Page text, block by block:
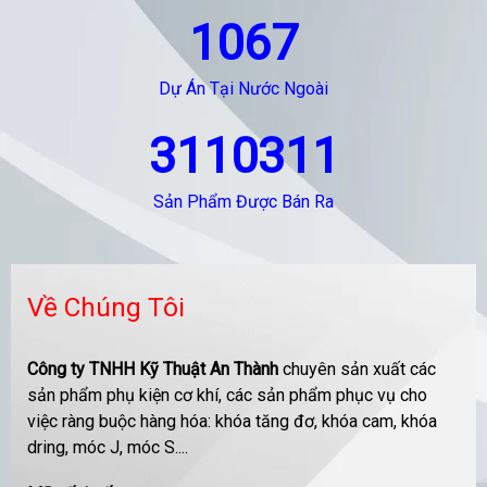
1067
Dự Án Tại Nước Ngoài
3110311
Sản Phẩm Được Bán Ra
Về Chúng Tôi
Công ty TNHH Kỹ Thuật An Thành chuyên sản xuất các
sản phẩm phụ kiện cơ khí, các sản phẩm phục vụ cho
việc ràng buộc hàng hóa: khóa tăng đơ, khóa cam, khóa
dring, móc J, móc S....